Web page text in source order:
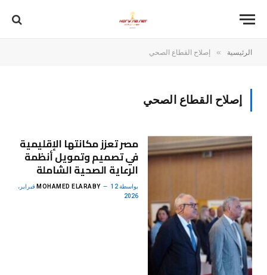
الرئيسية » إصلاح القطاع الصحي
إصلاح القطاع الصحي
مصر تعزز مكانتها الإقليمية
في تصميم وتمويل أنظمة
الرعاية الصحية الشاملة
بواسطة MOHAMED ELARABY 12 فبراير،
2026